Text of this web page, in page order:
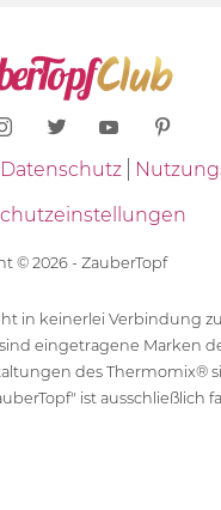
Datenschutz
© 2026 - ZauberTopf
in keinerlei Verbindung
eingetragene Marken
des
ist ausschließlich